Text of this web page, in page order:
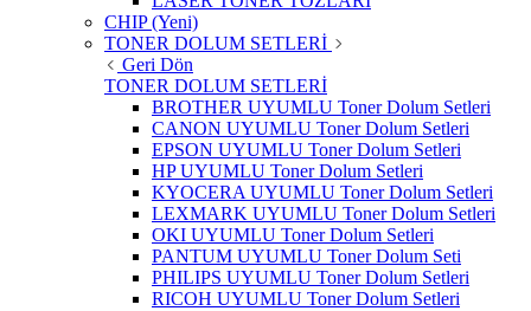
CHIP (Yeni)
TONER DOLUM SETLERİ
Geri Dön
TONER DOLUM SETLERİ
BROTHER UYUMLU Toner Dolum Setleri
CANON UYUMLU Toner Dolum Setleri
EPSON UYUMLU Toner Dolum Setleri
HP UYUMLU Toner Dolum Setleri
KYOCERA UYUMLU Toner Dolum Setleri
LEXMARK UYUMLU Toner Dolum Setleri
OKI UYUMLU Toner Dolum Setleri
PANTUM UYUMLU Toner Dolum Seti
PHILIPS UYUMLU Toner Dolum Setleri
RICOH UYUMLU Toner Dolum Setleri